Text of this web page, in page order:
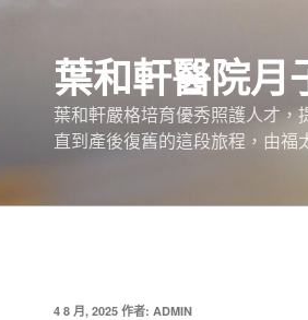
葉和軒醫院月
葉和軒嚴格培育優秀照護人才，
直到產後復舊的這段旅程，由福
發
4 8 月, 2025 作者: ADMIN